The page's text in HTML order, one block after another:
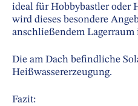
ideal für Hobbybastler oder
wird dieses besondere
anschließendem Lagerraum
Die am Dach befindliche
Heißwassererzeugung.
Fazit: